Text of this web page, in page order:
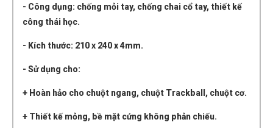
- Công dụng: chống mỏi tay, chống chai cổ tay, thiết kế
công thái học.
- Kích thước: 210 x 240 x 4mm.
- Sử dụng cho:
+ Hoàn hảo cho chuột ngang, chuột Trackball, chuột cơ.
+ Thiết kế mỏng, bề mặt cứng không phản chiếu.